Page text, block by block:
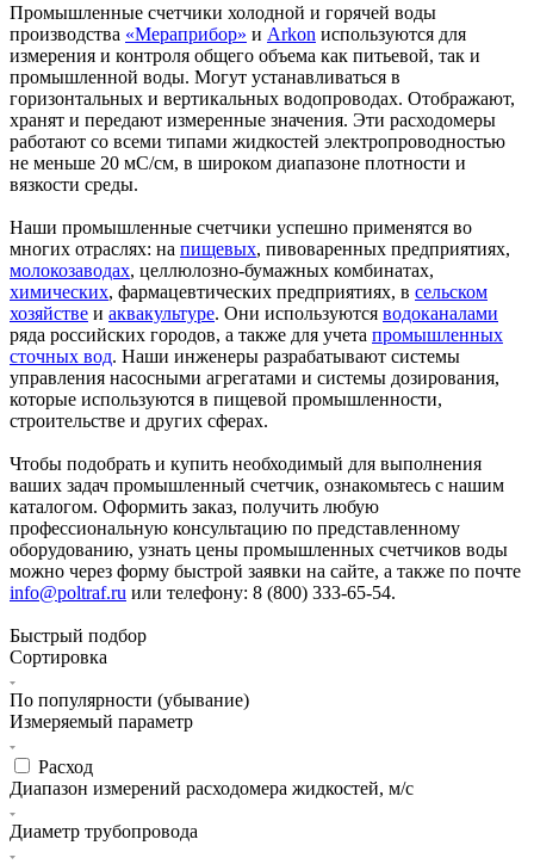
Промышленные счетчики холодной и горячей воды
производства «Мераприбор» и Arkon используются для
измерения и контроля общего объема как питьевой, так и
промышленной воды. Могут устанавливаться в
горизонтальных и вертикальных водопроводах. Отображают,
хранят и передают измеренные значения. Эти расходомеры
работают со всеми типами жидкостей электропроводностью
не меньше 20 мС/см, в широком диапазоне плотности и
вязкости среды.
Наши промышленные счетчики успешно применятся во
многих отраслях: на пищевых, пивоваренных предприятиях,
молокозаводах, целлюлозно-бумажных комбинатах,
химических, фармацевтических предприятиях, в сельском
хозяйстве и аквакультуре. Они используются водоканалами
ряда российских городов, а также для учета промышленных
сточных вод. Наши инженеры разрабатывают системы
управления насосными агрегатами и системы дозирования,
которые используются в пищевой промышленности,
строительстве и других сферах.
Чтобы подобрать и купить необходимый для выполнения
ваших задач промышленный счетчик, ознакомьтесь с нашим
каталогом. Оформить заказ, получить любую
профессиональную консультацию по представленному
оборудованию, узнать цены промышленных счетчиков воды
можно через форму быстрой заявки на сайте, а также по почте
info@poltraf.ru или телефону: 8 (800) 333-65-54.
Быстрый подбор
Сортировка
По популярности (убывание)
Измеряемый параметр
Расход
Диапазон измерений расходомера жидкостей, м/c
Диаметр трубопровода